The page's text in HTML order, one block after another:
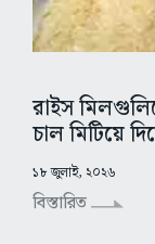
রাইস
চাল মিটিয়ে
১৮ জুলাই, ২০২৬
বিস্তারিত